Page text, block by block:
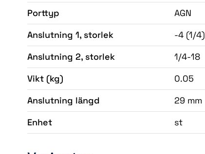
Porttyp
AGN
Anslutning 1, storlek
-4 (1/4)
Anslutning 2, storlek
1/4-18
Vikt (kg)
0.05
Anslutning längd
29 mm
Enhet
st